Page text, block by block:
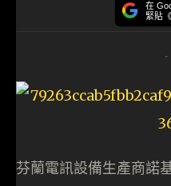
在
緊貼
-
芬蘭電訊設備生產商諾